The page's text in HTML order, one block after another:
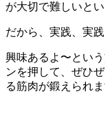
が大切で難しいと
だから、実践、実
興味あるよ〜とい
ンを押して、ぜひ
る筋肉が鍛えられ